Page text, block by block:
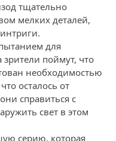
тщательно
мелких деталей,
для
поймут, что
необходимостью
осталось от
справиться с
свет в этом
серию, которая